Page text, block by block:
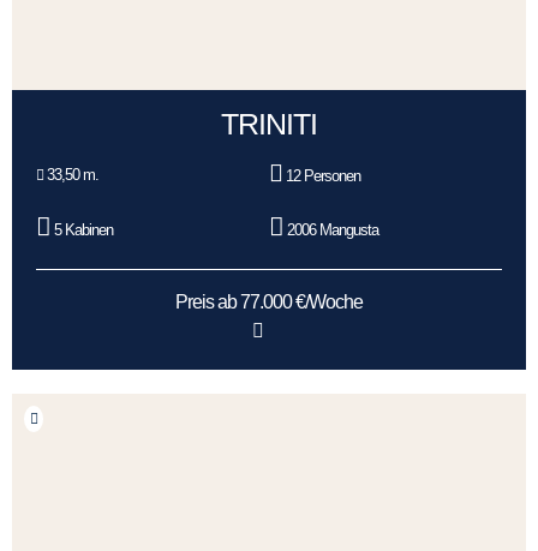
TRINITI
33,50 m. 12 Personen
5 Kabinen 2006 Mangusta
Preis ab 77.000 €/Woche